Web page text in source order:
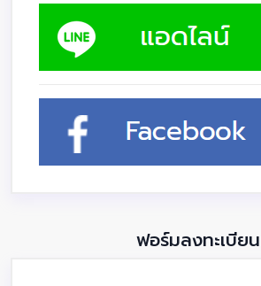
ฟอร์มลงทะเบียน